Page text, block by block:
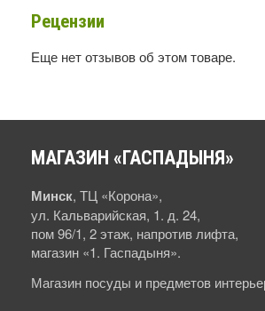
Рецензии
Еще нет отзывов об этом товаре.
МАГАЗИН «ГАСПАДЫНЯ»
Минск, ТЦ «Корона»,
ул. Кальварийская, 1. д. 24,
пом 96/1, 2 этаж, напротив лифта,
магазин «1. Гаспадыня».
Магазин посуды и предметов